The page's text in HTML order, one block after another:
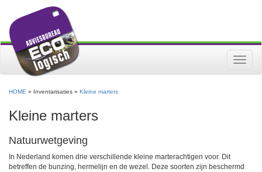
Toggle
HOME » Inventarisaties » Kleine marters
Kleine marters
Natuurwetgeving
In Nederland komen drie verschillende kleine marterachtigen voor. Dit
betreffen de bunzing, hermelijn en de wezel. Deze soorten zijn beschermd